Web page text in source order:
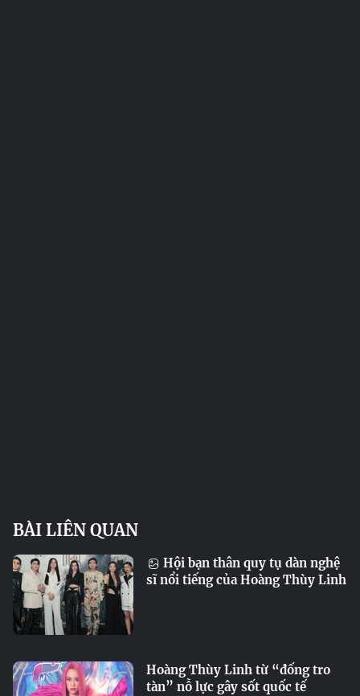
BÀI LIÊN QUAN
Hội bạn thân quy tụ dàn nghệ
sĩ nổi tiếng của Hoàng Thùy Linh
Hoàng Thùy Linh từ “đống tro
tàn” nỗ lực gây sốt quốc tế